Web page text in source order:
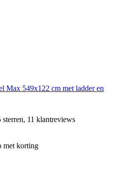
Max 549x122 cm met ladder en
11 klantreviews
met korting